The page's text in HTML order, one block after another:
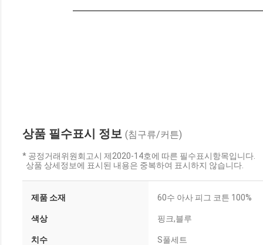
상품 필수표시 정보 (침구류/커튼)
* 공정거래위원회고시 제2020-14호에 따른 필수표시항목입니다.
상품 상세정보에 표시된 내용은 중복하여 표시하지 않습니다.
제품 소재 60수 아사 피그 코튼 100%
색상 핑크,블루
치수 S풀세트